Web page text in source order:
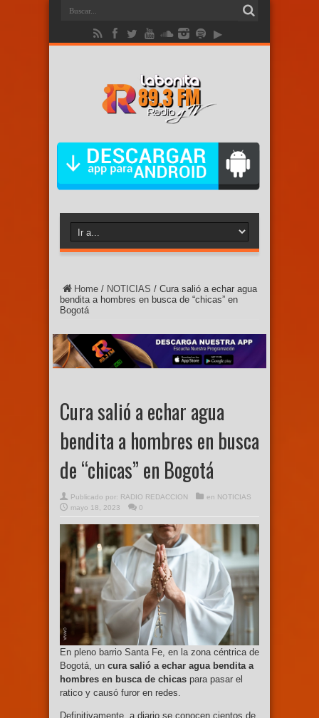
Home / NOTICIAS / Cura salió a echar agua
bendita a hombres en busca de “chicas” en
Bogotá
Cura salió a echar agua
bendita a hombres en busca
de “chicas” en Bogotá
Publicado por: RADIO REDACCION en NOTICIAS
mayo 18, 2023
0
En pleno barrio Santa Fe, en la zona céntrica de
Bogotá, un cura salió a echar agua bendita a
hombres en busca de chicas para pasar el
ratico y causó furor en redes.
Definitivamente, a diario se conocen cientos de